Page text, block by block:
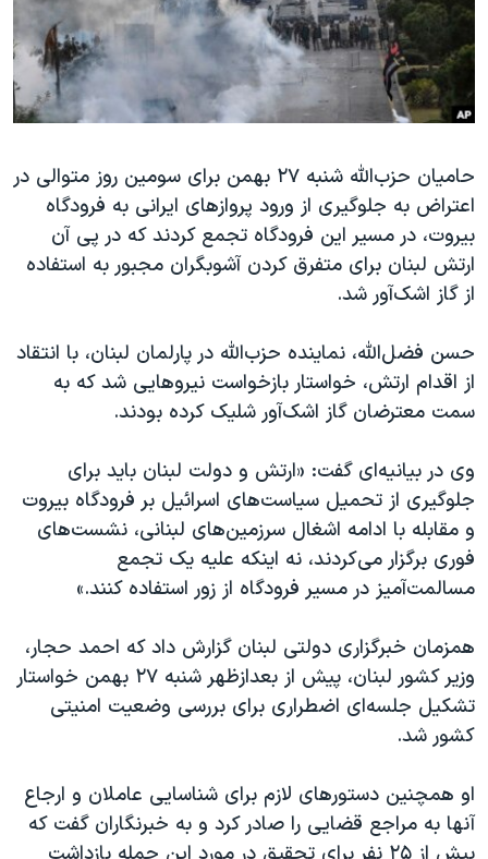
فرهنگ و زندگی
حقوق شهروندی
اقتصادی
اسرائیل در جنگ
گالری عکس
آرشیو پخش زنده
مستندها
انتخابات ریاست جمهوری آمریکا ۲۰۲۴
حمله جمهوری اسلامی به اسرائیل
ورزش زنان در ایران
اعتراضات زن، زندگی، آزادی
مجموعه مستندهای دادخواهی
تریبونال مردمی آبان ۹۸
چهل سال گروگان‌گیری
قانون شفافیت دارائی کادر رهبری ایران
اسرائیل در جنگ
نرگس محمدی برنده جایزه نوبل صلح
همایش محافظه‌کاران آمریکا «سی‌پک»
سفر پرزیدنت ترامپ به چین
دنبال کنید
زبانهای مختلف
حامیان حزب‌الله شنبه ۲۷ بهمن برای سومین روز متوالی در
اعتراض به جلوگیری از ورود پروازهای ایرانی به فرودگاه
بیروت، در مسیر این فرودگاه تجمع کردند که در پی آن
ارتش لبنان برای متفرق کردن آشوبگران مجبور به استفاده
از گاز اشک‌آور شد.
حسن فضل‌الله، نماینده حزب‌الله در پارلمان لبنان، با انتقاد
از اقدام ارتش، خواستار بازخواست نیروهایی شد که به
سمت معترضان گاز اشک‌آور شلیک کرده بودند.
وی در بیانیه‌ای گفت: «ارتش و دولت لبنان باید برای
جلوگیری از تحمیل سیاست‌های اسرائیل بر فرودگاه بیروت
و مقابله با ادامه اشغال سرزمین‌های لبنانی، نشست‌های
فوری برگزار می‌کردند، نه اینکه علیه یک تجمع
مسالمت‌آمیز در مسیر فرودگاه از زور استفاده کنند.»
همزمان خبرگزاری دولتی لبنان گزارش داد که احمد حجار،
وزیر کشور لبنان، پیش از بعدازظهر شنبه ۲۷ بهمن خواستار
تشکیل جلسه‌ای اضطراری برای بررسی وضعیت امنیتی
کشور شد.
او همچنین دستورهای لازم برای شناسایی عاملان و ارجاع
آنها به مراجع قضایی را صادر کرد و به خبرنگاران گفت که